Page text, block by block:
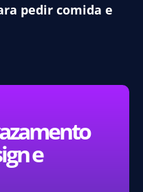
e
pedir comida e